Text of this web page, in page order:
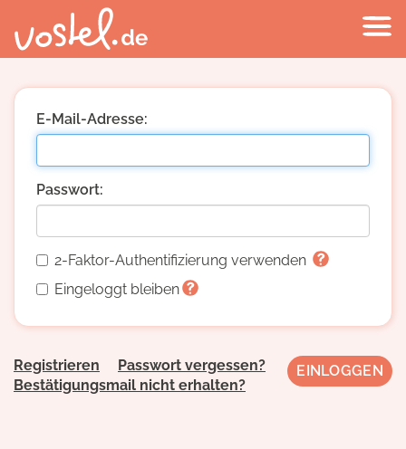
E-Mail-Adresse:
Passwort:
2-Faktor-Authentifizierung verwenden
Eingeloggt bleiben
Registrieren
Passwort vergessen?
Bestätigungsmail nicht erhalten?